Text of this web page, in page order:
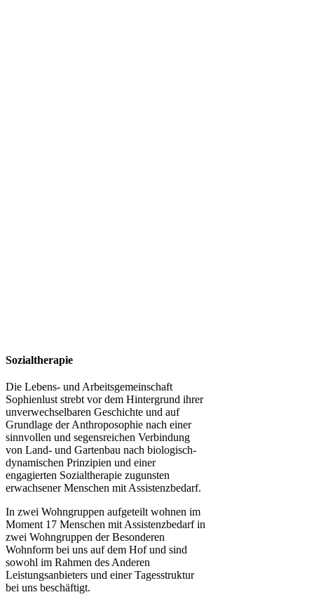
Sozialtherapie
Die Lebens- und Arbeitsgemeinschaft
Sophienlust strebt vor dem Hintergrund ihrer
unverwechselbaren Geschichte und auf
Grundlage der Anthroposophie nach einer
sinnvollen und segensreichen Verbindung
von Land- und Gartenbau nach biologisch-
dynamischen Prinzipien und einer
engagierten Sozialtherapie zugunsten
erwachsener Menschen mit Assistenzbedarf.
In zwei Wohngruppen aufgeteilt wohnen im
Moment 17 Menschen mit Assistenzbedarf in
zwei Wohngruppen der Besonderen
Wohnform bei uns auf dem Hof und sind
sowohl im Rahmen des Anderen
Leistungsanbieters und einer Tagesstruktur
bei uns beschäftigt.